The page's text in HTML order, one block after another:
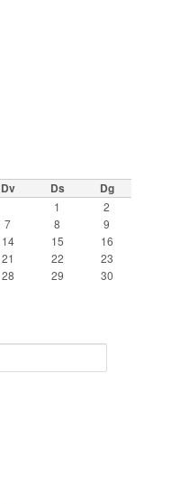
Dv Ds Dg
1
2
7 8
9
14 15
16
21 22
23
28 29
30